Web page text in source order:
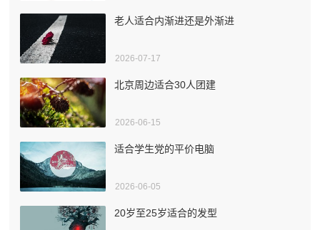
老人适合内渐进还是外渐进
2026-07-17
北京周边适合30人团建
2026-06-15
适合学生党的平价电脑
2026-06-05
20岁至25岁适合的发型